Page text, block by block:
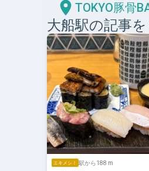
TOKYO豚骨
大船駅の記事
エキメシ！ 駅から188 m